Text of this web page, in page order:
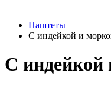
Паштеты
С индейкой и
С